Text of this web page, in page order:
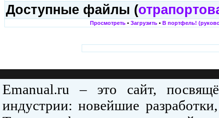
Доступные файлы (
Просмотреть • Загрузить • В портфель!
Emanual.ru – это сайт,
индустрии: новейшие